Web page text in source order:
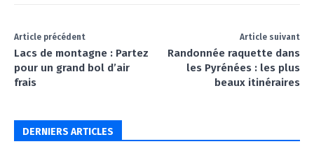
Article précédent
Lacs de montagne : Partez
pour un grand bol d’air
frais
Article suivant
Randonnée raquette dans
les Pyrénées : les plus
beaux itinéraires
DERNIERS ARTICLES